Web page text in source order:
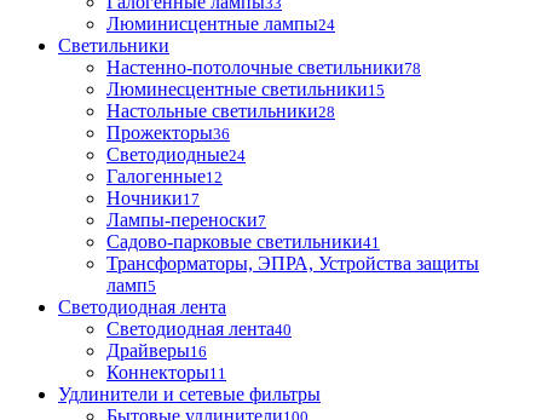
Люминисцентные лампы24
Светильники
Настенно-потолочные светильники78
Люминесцентные светильники15
Настольные светильники28
Прожекторы36
Светодиодные24
Галогенные12
Ночники17
Лампы-переноски7
Садово-парковые светильники41
Трансформаторы, ЭПРА, Устройства защиты
ламп5
Светодиодная лента
Светодиодная лента40
Драйверы16
Коннекторы11
Удлинители и сетевые фильтры
Бытовые удлинители